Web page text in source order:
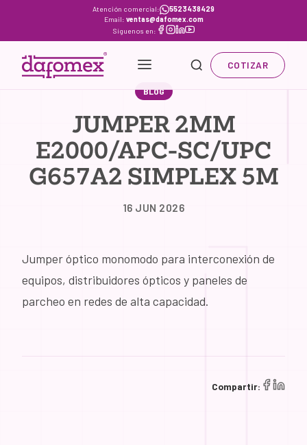
content
Atención comercial:
5523438429
Email: ventas@dafomex.com
Síguenos en:
COTIZAR
BLOG
JUMPER 2MM
E2000/APC-SC/UPC
G657A2 SIMPLEX 5M
16 JUN 2026
Jumper óptico monomodo para interconexión de
equipos, distribuidores ópticos y paneles de
parcheo en redes de alta capacidad.
Compartir: